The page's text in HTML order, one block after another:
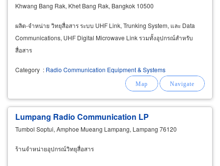
Khwang Bang Rak, Khet Bang Rak, Bangkok 10500
ผลิต-จำหน่าย วิทยุสื่อสาร ระบบ UHF Link, Trunking System, และ Data
Communications, UHF Digital Microwave Link รวมทั้งอุปกรณ์สำหรับ
สื่อสาร
Category : Radio Communication Equipment & Systems
Lumpang Radio Communication LP
Tumbol Soptui, Amphoe Mueang Lampang, Lampang 76120
ร้านจำหน่ายอุปกรณ์วิทยุสื่อสาร